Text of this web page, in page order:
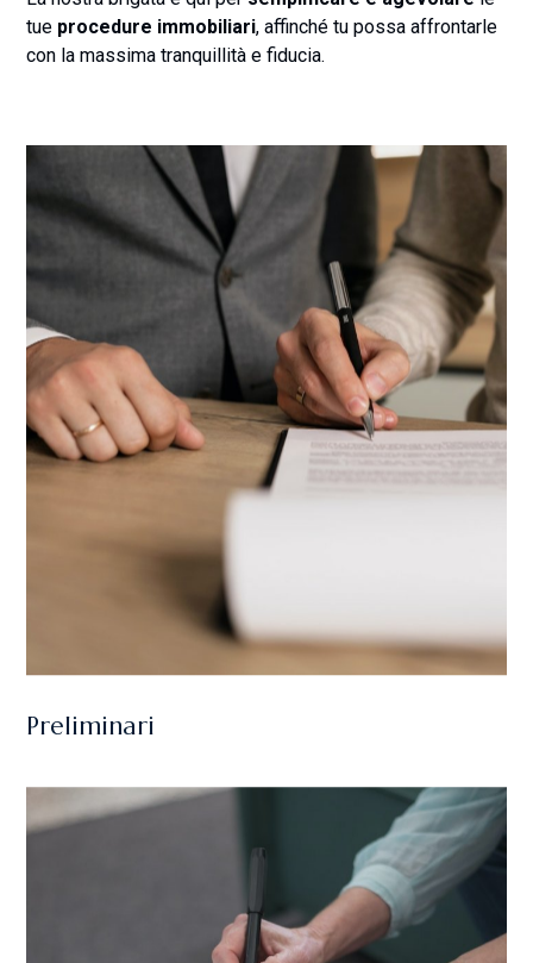
tue procedure immobiliari, affinché tu possa affrontarle
con la massima tranquillità e fiducia.
Preliminari